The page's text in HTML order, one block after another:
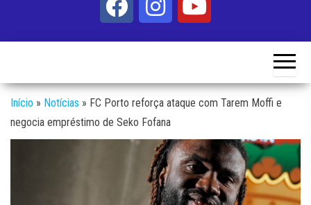
Início » Notícias » FC Porto reforça ataque com Tarem Moffi e
negocia empréstimo de Seko Fofana